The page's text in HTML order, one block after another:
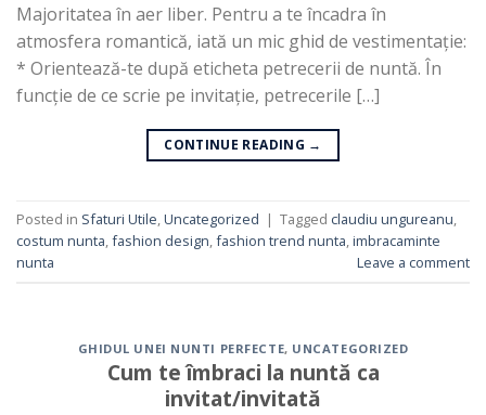
Majoritatea în aer liber. Pentru a te încadra în
atmosfera romantică, iată un mic ghid de vestimentație:
* Orientează-te după eticheta petrecerii de nuntă. În
funcție de ce scrie pe invitație, petrecerile […]
CONTINUE READING →
Posted in Sfaturi Utile,Uncategorized | Tagged claudiu ungureanu,
costum nunta,fashion design,fashion trend nunta,imbracaminte
nunta
Leave a comment
GHIDUL UNEI NUNTI PERFECTE, UNCATEGORIZED
Cum te îmbraci la nuntă ca
invitat/invitată